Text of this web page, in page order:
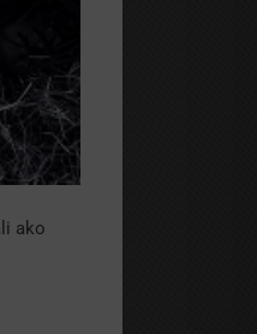
ako